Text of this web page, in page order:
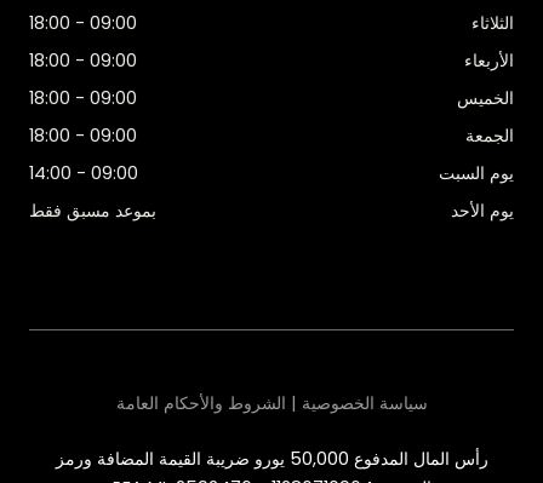
الثلاثاء
09:00 - 18:00
الأربعاء
09:00 - 18:00
الخميس
09:00 - 18:00
الجمعة
09:00 - 18:00
يوم السبت
09:00 - 14:00
يوم الأحد
بموعد مسبق فقط
رأس المال المدفوع 50,000 يورو ضريبة القيمة المضافة ورمز
سياسة الخصوصية | الشروط والأحكام العامة